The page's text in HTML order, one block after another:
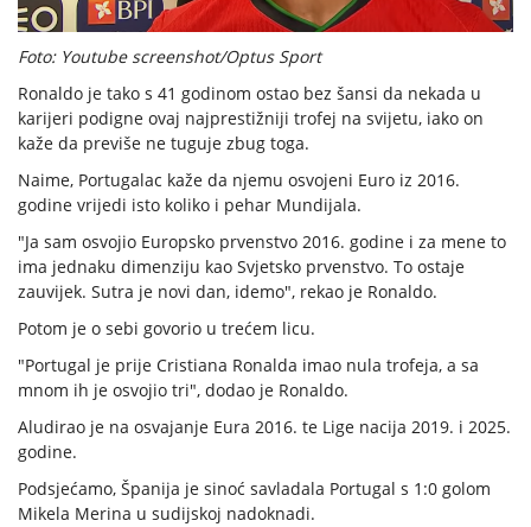
Foto: Youtube screenshot/Optus Sport
Ronaldo je tako s 41 godinom ostao bez šansi da nekada u
karijeri podigne ovaj najprestižniji trofej na svijetu, iako on
kaže da previše ne tuguje zbug toga.
Naime, Portugalac kaže da njemu osvojeni Euro iz 2016.
godine vrijedi isto koliko i pehar Mundijala.
"Ja sam osvojio Europsko prvenstvo 2016. godine i za mene to
ima jednaku dimenziju kao Svjetsko prvenstvo. To ostaje
zauvijek. Sutra je novi dan, idemo", rekao je Ronaldo.
Potom je o sebi govorio u trećem licu.
"Portugal je prije Cristiana Ronalda imao nula trofeja, a sa
mnom ih je osvojio tri", dodao je Ronaldo.
Aludirao je na osvajanje Eura 2016. te Lige nacija 2019. i 2025.
godine.
Podsjećamo, Španija je sinoć savladala Portugal s 1:0 golom
Mikela Merina u sudijskoj nadoknadi.